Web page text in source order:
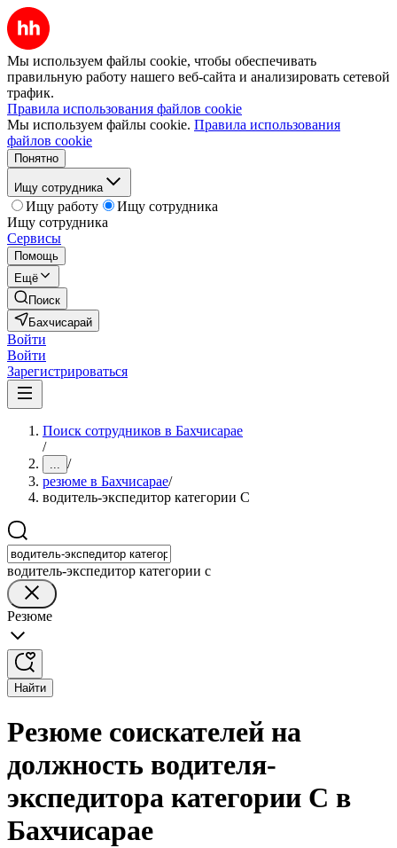
Мы используем файлы cookie, чтобы обеспечивать
правильную работу нашего веб-сайта и анализировать сетевой
трафик.
Правила использования файлов cookie
Мы используем файлы cookie. Правила использования
файлов cookie
Понятно
Ищу сотрудника
Ищу работу
Ищу сотрудника
Ищу сотрудника
Сервисы
Помощь
Ещё
Поиск
Бахчисарай
Войти
Войти
Зарегистрироваться
Поиск сотрудников в Бахчисарае
/
... /
резюме в Бахчисарае/
водитель-экспедитор категории C
водитель-экспедитор категории c
Резюме
Найти
Резюме соискателей на
должность водителя-
экспедитора категории C в
Бахчисарае